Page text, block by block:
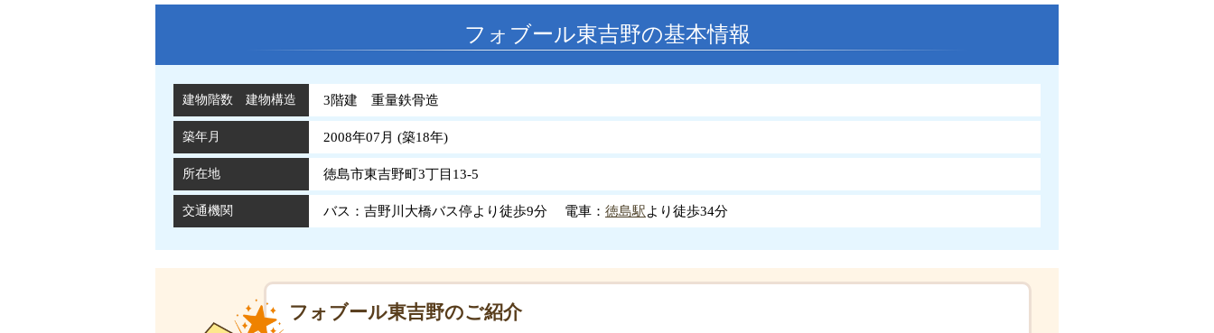
フォブール東吉野の基本情報
建物階数 建物構造 3階建 重量鉄骨造
築年月 2008年07月 (築18年)
所在地 徳島市東吉野町3丁目13-5
交通機関 バス：吉野川大橋バス停より徒歩9分 電車： 徳島駅より徒歩34分
フォブール東吉野のご紹介